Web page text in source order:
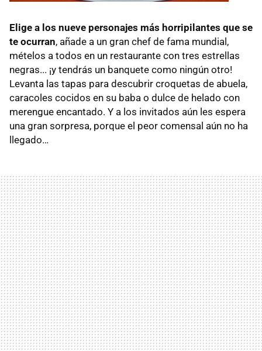
Elige a los nueve personajes más horripilantes que se
te ocurran, añade a un gran chef de fama mundial,
mételos a todos en un restaurante con tres estrellas
negras... ¡y tendrás un banquete como ningún otro!
Levanta las tapas para descubrir croquetas de abuela,
caracoles cocidos en su baba o dulce de helado con
merengue encantado. Y a los invitados aún les espera
una gran sorpresa, porque el peor comensal aún no ha
llegado…